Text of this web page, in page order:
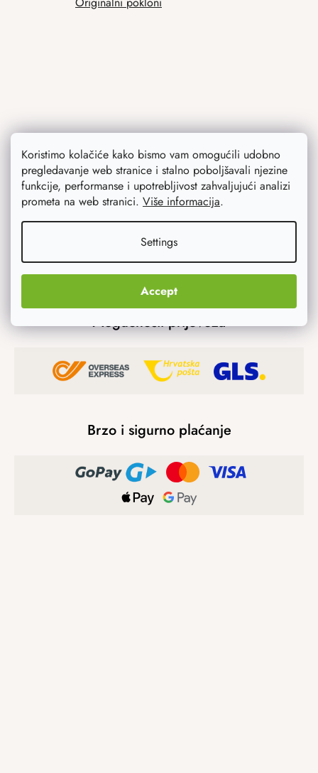
Koristimo kolačiće kako bismo vam omogućili udobno
pregledavanje web stranice i stalno poboljšavali njezine
funkcije, performanse i upotrebljivost zahvaljujući analizi
prometa na web stranici. Više informacija.
Settings
Accept
Contact
info@atmowood.hr
+385 23 775 506
Mogućnosti prijevoza
Brzo i sigurno plaćanje